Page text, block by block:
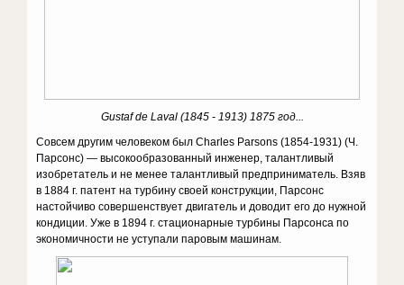
Gustaf de Laval (1845 - 1913) 1875 год...
Совсем другим человеком был Charles Parsons (1854-1931) (Ч.
Парсонс) — высокообразованный инженер, талантливый
изобретатель и не менее талантливый предприниматель. Взяв
в 1884 г. патент на турбину своей конструкции, Парсонс
настойчиво совершенствует двигатель и доводит его до нужной
кондиции. Уже в 1894 г. стационарные турбины Парсонса по
экономичности не уступали паровым машинам.